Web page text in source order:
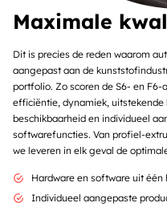
Maximale
Dit is precies de reden waarom
aangepast aan de
portfolio. Zo scoren de S6- en
efficiëntie, dynamiek,
beschikbaarheid en individueel
softwarefuncties. Van profiel-
we leveren in elk geval de
Hardware en software uit
Individueel aangepaste